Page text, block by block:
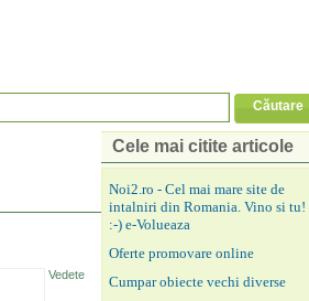
Vedete
Cele mai citite articole
Noi2.ro - Cel mai mare site de
intalniri din Romania. Vino si tu!
:-) e-Volueaza
Oferte promovare online
Cumpar obiecte vechi diverse